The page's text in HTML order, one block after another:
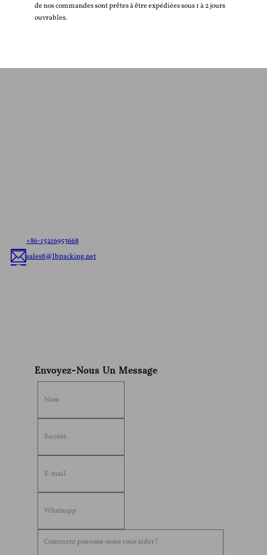
de nos commandes sont prêtes à être expédiées sous 1 à 2 jours
ouvrables.
+86-15216953668
sales8@lbpacking.net
Envoyez-Nous Un Message